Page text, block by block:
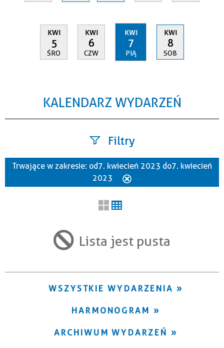
KWI
5
ŚRO
KWI
6
CZW
KWI
7
PIĄ
KWI
8
SOB
KALENDARZ WYDARZEŃ
Filtry
Szukana fraza
Trwające w zakresie
Trwające w zakresie: od 7. kwiecień 2023 do 7. kwiecień
2023
Lista jest pusta
WSZYSTKIE WYDARZENIA
HARMONOGRAM
ARCHIWUM WYDARZEŃ